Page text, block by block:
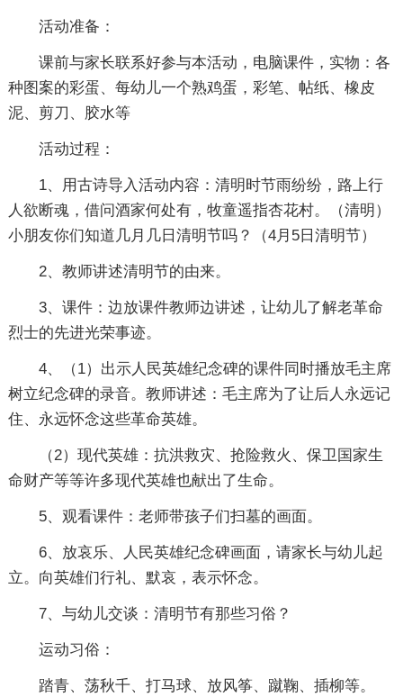
活动准备：
课前与家长联系好参与本活动，电脑课件，实物：各
种图案的彩蛋、每幼儿一个熟鸡蛋，彩笔、帖纸、橡皮
泥、剪刀、胶水等
活动过程：
1、用古诗导入活动内容：清明时节雨纷纷，路上行
人欲断魂，借问酒家何处有，牧童遥指杏花村。（清明）
小朋友你们知道几月几日清明节吗？（4月5日清明节）
2、教师讲述清明节的由来。
3、课件：边放课件教师边讲述，让幼儿了解老革命
烈士的先进光荣事迹。
4、（1）出示人民英雄纪念碑的课件同时播放毛主席
树立纪念碑的录音。教师讲述：毛主席为了让后人永远记
住、永远怀念这些革命英雄。
（2）现代英雄：抗洪救灾、抢险救火、保卫国家生
命财产等等许多现代英雄也献出了生命。
5、观看课件：老师带孩子们扫墓的画面。
6、放哀乐、人民英雄纪念碑画面，请家长与幼儿起
立。向英雄们行礼、默哀，表示怀念。
7、与幼儿交谈：清明节有那些习俗？
运动习俗：
踏青、荡秋千、打马球、放风筝、蹴鞠、插柳等。